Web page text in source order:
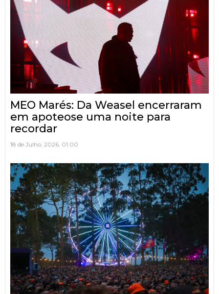
MEO Marés: Da Weasel encerraram
em apoteose uma noite para
recordar
18 de Julho, 2026, 01:00